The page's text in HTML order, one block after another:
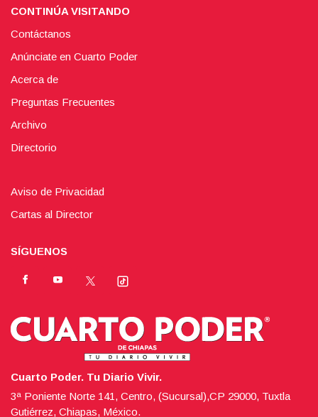
CONTINÚA VISITANDO
Contáctanos
Anúnciate en Cuarto Poder
Acerca de
Preguntas Frecuentes
Archivo
Directorio
Aviso de Privacidad
Cartas al Director
SÍGUENOS
Cuarto Poder. Tu Diario Vivir.
3ª Poniente Norte 141, Centro, (Sucursal),CP 29000, Tuxtla
Gutiérrez, Chiapas, México.